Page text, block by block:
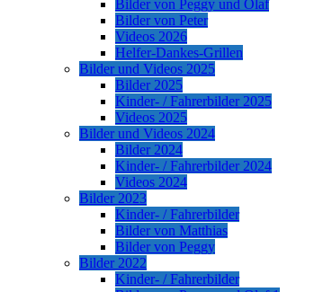
Bilder von Peggy und Olaf
Bilder von Peter
Videos 2026
Helfer-Dankes-Grillen
Bilder und Videos 2025
Bilder 2025
Kinder- / Fahrerbilder 2025
Videos 2025
Bilder und Videos 2024
Bilder 2024
Kinder- / Fahrerbilder 2024
Videos 2024
Bilder 2023
Kinder- / Fahrerbilder
Bilder von Matthias
Bilder von Peggy
Bilder 2022
Kinder- / Fahrerbilder